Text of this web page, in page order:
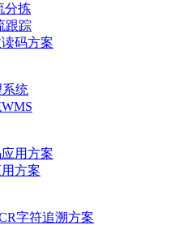
分拣
跟踪
码方案
统
用方案
方案
字符追溯方案